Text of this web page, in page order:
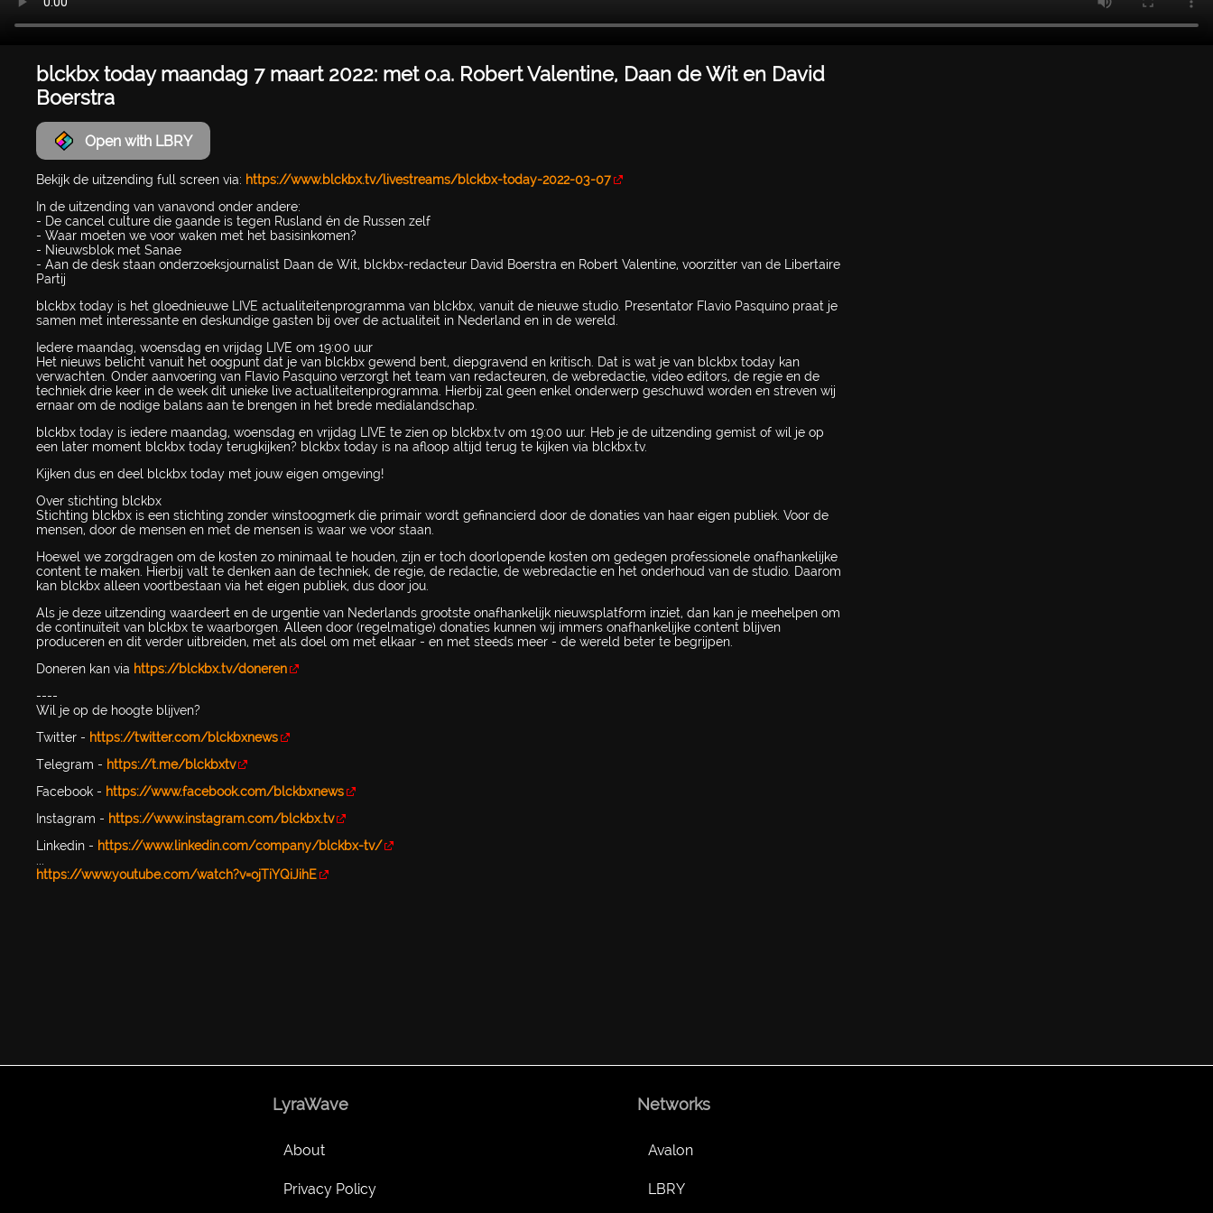
blckbx today maandag 7 maart 2022: met o.a. Robert Valentine, Daan de Wit en David
Boerstra
Open with LBRY
Bekijk de uitzending full screen via: https://www.blckbx.tv/livestreams/blckbx-today-2022-03-07
In de uitzending van vanavond onder andere:
- De cancel culture die gaande is tegen Rusland én de Russen zelf
- Waar moeten we voor waken met het basisinkomen?
- Nieuwsblok met Sanae
- Aan de desk staan onderzoeksjournalist Daan de Wit, blckbx-redacteur David Boerstra en Robert Valentine, voorzitter van de Libertaire
Partij
blckbx today is het gloednieuwe LIVE actualiteitenprogramma van blckbx, vanuit de nieuwe studio. Presentator Flavio Pasquino praat je
samen met interessante en deskundige gasten bij over de actualiteit in Nederland en in de wereld.
Iedere maandag, woensdag en vrijdag LIVE om 19:00 uur
Het nieuws belicht vanuit het oogpunt dat je van blckbx gewend bent, diepgravend en kritisch. Dat is wat je van blckbx today kan
verwachten. Onder aanvoering van Flavio Pasquino verzorgt het team van redacteuren, de webredactie, video editors, de regie en de
techniek drie keer in de week dit unieke live actualiteitenprogramma. Hierbij zal geen enkel onderwerp geschuwd worden en streven wij
ernaar om de nodige balans aan te brengen in het brede medialandschap.
blckbx today is iedere maandag, woensdag en vrijdag LIVE te zien op blckbx.tv om 19:00 uur. Heb je de uitzending gemist of wil je op
een later moment blckbx today terugkijken? blckbx today is na afloop altijd terug te kijken via blckbx.tv.
Kijken dus en deel blckbx today met jouw eigen omgeving!
Over stichting blckbx
Stichting blckbx is een stichting zonder winstoogmerk die primair wordt gefinancierd door de donaties van haar eigen publiek. Voor de
mensen, door de mensen en met de mensen is waar we voor staan.
Hoewel we zorgdragen om de kosten zo minimaal te houden, zijn er toch doorlopende kosten om gedegen professionele onafhankelijke
content te maken. Hierbij valt te denken aan de techniek, de regie, de redactie, de webredactie en het onderhoud van de studio. Daarom
kan blckbx alleen voortbestaan via het eigen publiek, dus door jou.
Als je deze uitzending waardeert en de urgentie van Nederlands grootste onafhankelijk nieuwsplatform inziet, dan kan je meehelpen om
de continuïteit van blckbx te waarborgen. Alleen door (regelmatige) donaties kunnen wij immers onafhankelijke content blijven
produceren en dit verder uitbreiden, met als doel om met elkaar - en met steeds meer - de wereld beter te begrijpen.
Doneren kan via https://blckbx.tv/doneren
----
Wil je op de hoogte blijven?
Twitter - https://twitter.com/blckbxnews
Telegram - https://t.me/blckbxtv
Facebook - https://www.facebook.com/blckbxnews
Instagram - https://www.instagram.com/blckbx.tv
Linkedin - https://www.linkedin.com/company/blckbx-tv/
...
https://www.youtube.com/watch?v=ojTiYQiJihE
LyraWave
About
Privacy Policy
Networks
Avalon
LBRY